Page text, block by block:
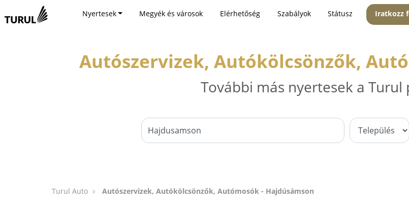
Nyertesek Megyék és városok Elérhetőség Szabályok Státusz Iratkozz
Autószervizek, Autókölcsönzők,
További más nyertesek a
Turul Auto Autószervizek, Autókölcsönzők, Autómosók - Hajdúsámson